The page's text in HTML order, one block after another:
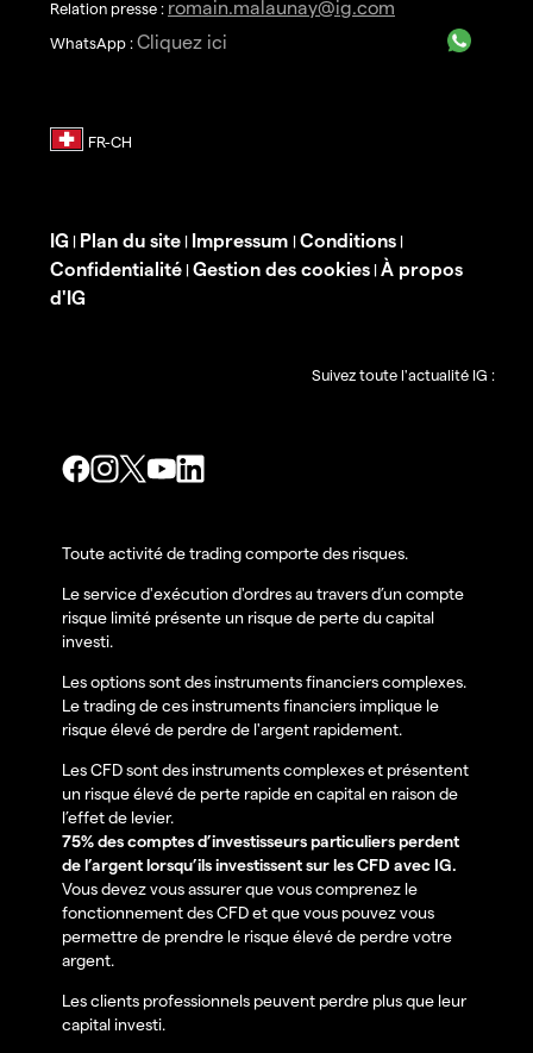
Relation presse : romain.malaunay@ig.com
WhatsApp : Cliquez ici
IG | Plan du site | Impressum | Conditions |
Confidentialité | Gestion des cookies | À propos
d'IG
Suivez toute l'actualité IG :
Toute activité de trading comporte des risques.
Le service d'exécution d'ordres au travers d’un compte
risque limité présente un risque de perte du capital
investi.
Les options sont des instruments financiers complexes.
Le trading de ces instruments financiers implique le
risque élevé de perdre de l'argent rapidement.
Les CFD sont des instruments complexes et présentent
un risque élevé de perte rapide en capital en raison de
l’effet de levier.
75% des comptes d’investisseurs particuliers perdent
de l’argent lorsqu’ils investissent sur les CFD avec IG.
Vous devez vous assurer que vous comprenez le
fonctionnement des CFD et que vous pouvez vous
permettre de prendre le risque élevé de perdre votre
argent.
Les clients professionnels peuvent perdre plus que leur
capital investi.